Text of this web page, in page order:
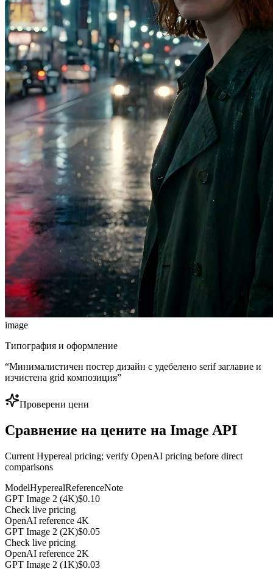
image
Типография и оформление
“Минималистичен постер дизайн с удебелено serif заглавие и
изчистена grid композиция”
Проверени цени
Сравнение на цените на Image API
Current Hypereal pricing; verify OpenAI pricing before direct
comparisons
ModelHyperealReferenceNote
GPT Image 2 (4K)$0.10
Check live pricing
OpenAI reference 4K
GPT Image 2 (2K)$0.05
Check live pricing
OpenAI reference 2K
GPT Image 2 (1K)$0.03